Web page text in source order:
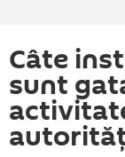
Câte
sunt